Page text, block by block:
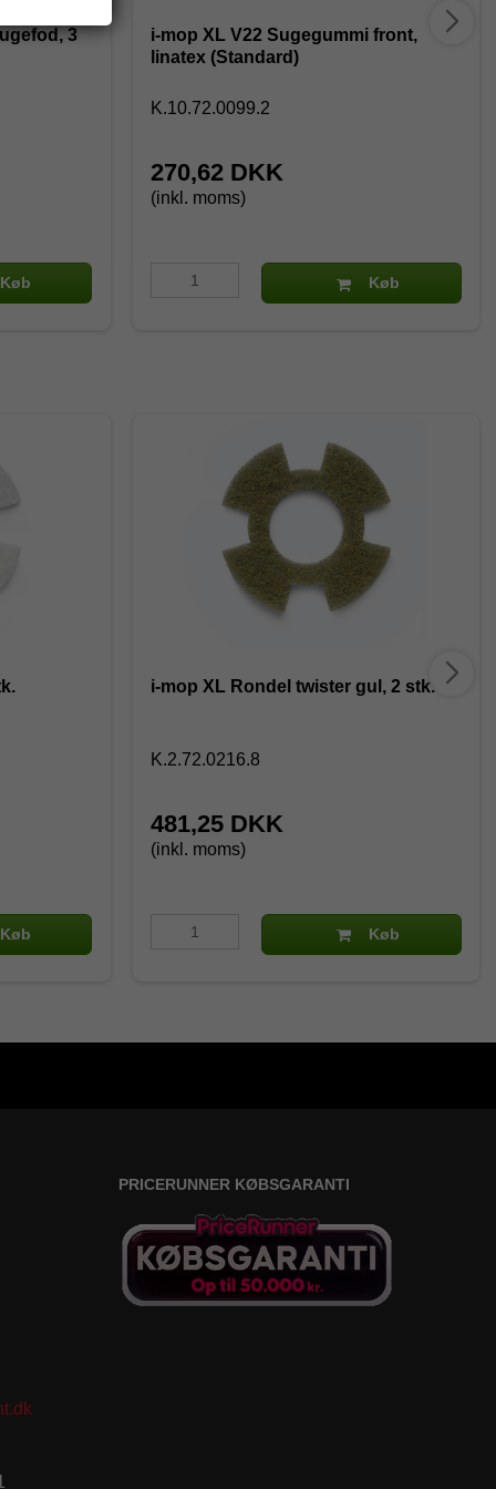
3
Køb
i-mop XL V22 Sugegummi front,
linatex (Standard)
K.10.72.0099.2
270,62 DKK
(inkl. moms)
Køb
Køb
i-mop XL Rondel twister gul, 2 stk.
K.2.72.0216.8
481,25 DKK
(inkl. moms)
Køb
PRICERUNNER KØBSGARANTI